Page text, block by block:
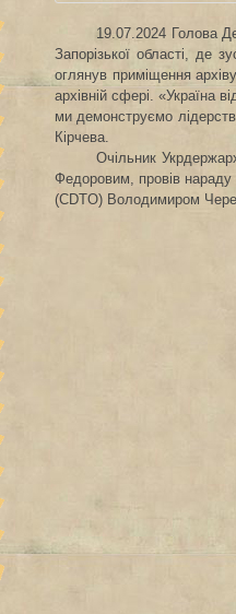
19.07.2024 Голова
Запорізької області, де
оглянув приміщення
архівній сфері. «Україна
ми демонструємо
Кірчева.
Очільник
Федоровим, провів нараду
(CDTO) Володимиром